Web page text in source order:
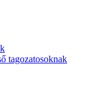
tagozatosoknak